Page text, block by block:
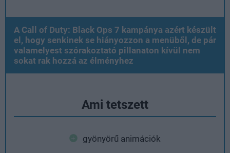
A Call of Duty: Black Ops 7 kampánya azért készült
el, hogy senkinek se hiányozzon a menüből, de pár
valamelyest szórakoztató pillanaton kívül nem
sokat rak hozzá az élményhez
Ami tetszett
gyönyörű animációk